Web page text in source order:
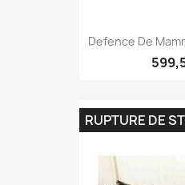
Defence De
RUPTURE DE